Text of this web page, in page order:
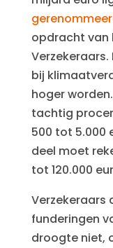
opdracht van
bij
hoger
tachtig
500 tot 5.000
deel moet
tot 120.000
Verzekeraars
funderingen
droogte niet,